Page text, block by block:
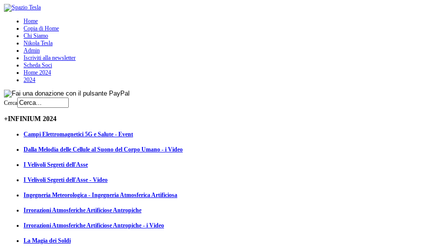
Home
Copia di Home
Chi Siamo
Nikola Tesla
Admin
Iscriviti alla newsletter
Scheda Soci
Home 2024
2024
Cerca
+INFINIUM 2024
Campi Elettromagnetici 5G e Salute - Event
Dalla Melodia delle Cellule al Suono del Corpo Umano - i Video
I Velivoli Segreti dell'Asse
I Velivoli Segreti dell'Asse - Video
Ingegneria Meteorologica - Ingegneria Atmosferica Artificiosa
Irrorazioni Atmosferiche Artificiose Antropiche
Irrorazioni Atmosferiche Artificiose Antropiche - i Video
La Magia dei Soldi